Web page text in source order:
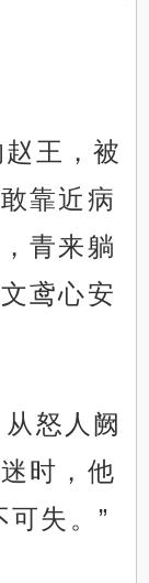
王，被
靠近病
青来躺
鸢心安
怒人阙
时，他
失。”